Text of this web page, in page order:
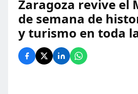
Zaragoza revive el
de semana de
y turismo en toda